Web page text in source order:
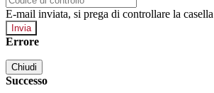
E-mail inviata, si prega di controllare la
Errore
Chiudi
Successo